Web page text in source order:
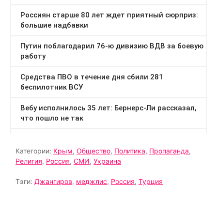
Категории: Крым, Общество, Политика, Пропаганда,
Религия, Россия, СМИ, Украина
Тэги: Джангиров, меджлис, Россия, Турция